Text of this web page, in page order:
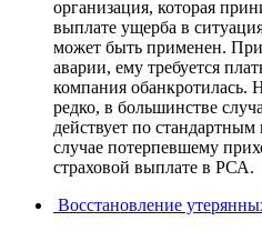
организация, которая
выплате ущерба в
может быть применен.
аварии, ему требуется
компания обанкротилась.
редко, в большинстве
действует по
случае потерпевшему
страховой выплате в РСА.
Восстановление